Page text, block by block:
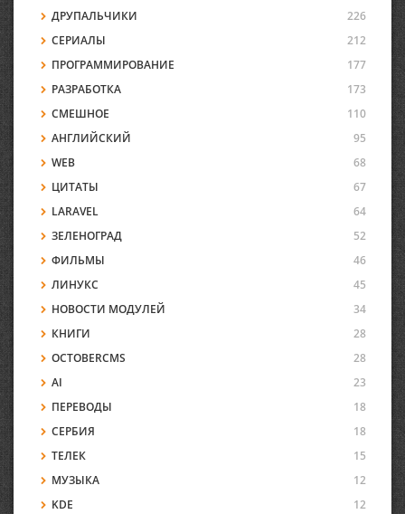
ДРУПАЛЬЧИКИ
226
СЕРИАЛЫ
212
ПРОГРАММИРОВАНИЕ
177
РАЗРАБОТКА
173
СМЕШНОЕ
110
АНГЛИЙСКИЙ
95
WEB
68
ЦИТАТЫ
67
LARAVEL
64
ЗЕЛЕНОГРАД
52
ФИЛЬМЫ
46
ЛИНУКС
45
НОВОСТИ МОДУЛЕЙ
34
КНИГИ
28
OCTOBERCMS
28
AI
23
ПЕРЕВОДЫ
18
СЕРБИЯ
18
ТЕЛЕК
15
МУЗЫКА
12
KDE
12